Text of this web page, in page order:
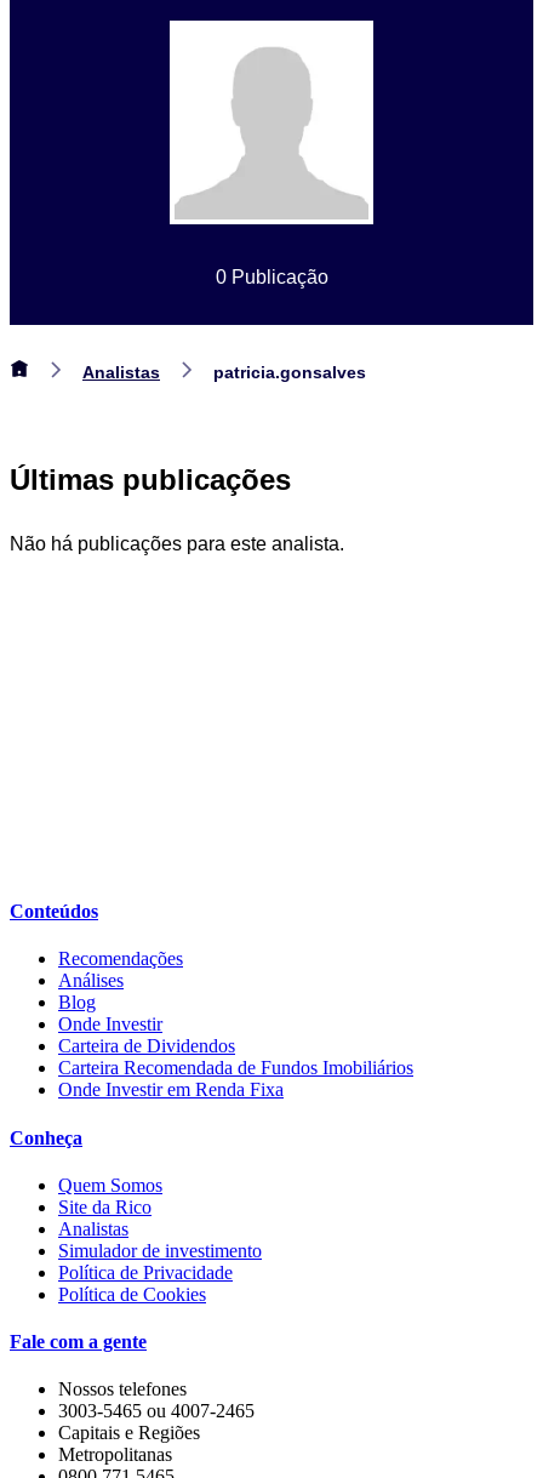
0 Publicação
Analistas patricia.gonsalves
Últimas publicações
Não há publicações para este analista.
Conteúdos
Recomendações
Análises
Blog
Onde Investir
Carteira de Dividendos
Carteira Recomendada de Fundos Imobiliários
Onde Investir em Renda Fixa
Conheça
Quem Somos
Site da Rico
Analistas
Simulador de investimento
Política de Privacidade
Política de Cookies
Fale com a gente
Nossos telefones
3003-5465 ou 4007-2465
Capitais e Regiões
Metropolitanas